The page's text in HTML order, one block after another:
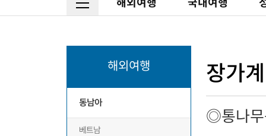
해외여행 국내여행
해외여행
동남아
베트남
장가계
◎통나무
함
달
사